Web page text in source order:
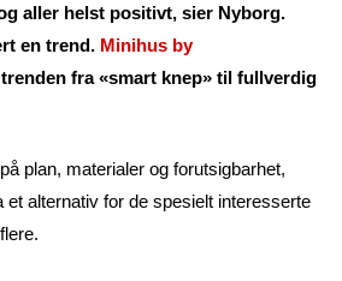
aller helst positivt, sier Nyborg.
en trend. Minihus by
fra «smart knep» til fullverdig
plan, materialer og forutsigbarhet,
et alternativ for de spesielt interesserte